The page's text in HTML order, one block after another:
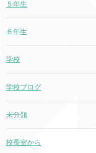
５年生
６年生
学校
学校ブログ
未分類
校長室から